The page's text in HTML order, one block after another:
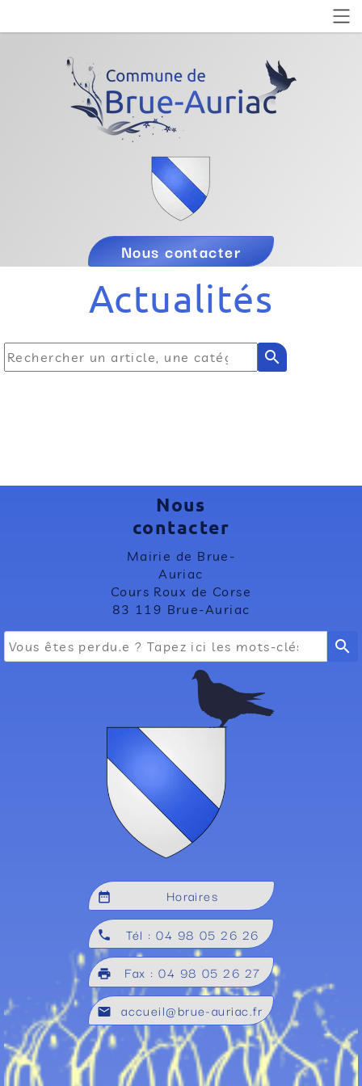
Nous contacter
Actualités
search
Nous
contacter
Mairie de Brue-
Auriac
Cours Roux de Corse
83 119 Brue-Auriac
search
date_range Horaires
local_phone Tél : 04 98 05 26 26
local_printshop Fax : 04 98 05 26 27
mail accueil@brue-auriac.fr